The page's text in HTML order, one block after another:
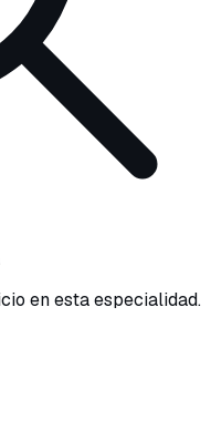
en esta especialidad.